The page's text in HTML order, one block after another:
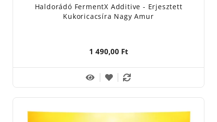
Haldorádó FermentX Additive - Erjesztett
Kukoricacsíra Nagy Amur
1 490,00 Ft